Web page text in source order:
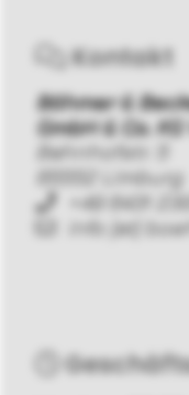
Kontakt
Böhmer &
GmbH & Co.
Bahnhofstr. 5
65552 Limburg
+49 6431
info [at]